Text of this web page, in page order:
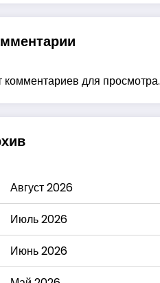
комментариев для просмотра.
Август 2026
Июль 2026
Июнь 2026